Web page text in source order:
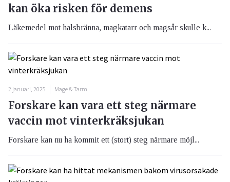
kan öka risken för demens
Läkemedel mot halsbränna, magkatarr och magsår skulle k...
2 januari, 2025 Mage & Tarm
Forskare kan vara ett steg närmare
vaccin mot vinterkräksjukan
Forskare kan nu ha kommit ett (stort) steg närmare möjl...